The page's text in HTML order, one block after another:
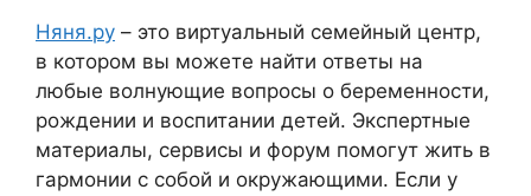
Няня.ру – это виртуальный семейный центр,
в котором вы можете найти ответы на
любые волнующие вопросы о беременности,
рождении и воспитании детей. Экспертные
материалы, сервисы и форум помогут жить в
гармонии с собой и окружающими. Если у